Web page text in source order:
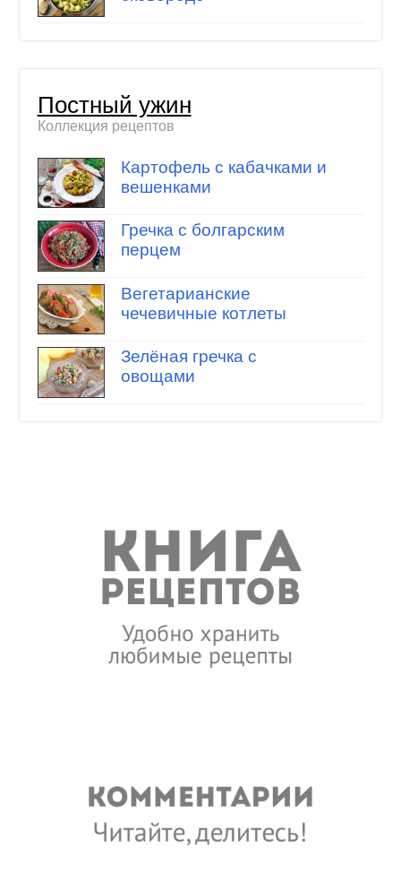
Постный ужин
Коллекция рецептов
Картофель с кабачками и
вешенками
Гречка с болгарским
перцем
Вегетарианские
чечевичные котлеты
Зелёная гречка с
овощами